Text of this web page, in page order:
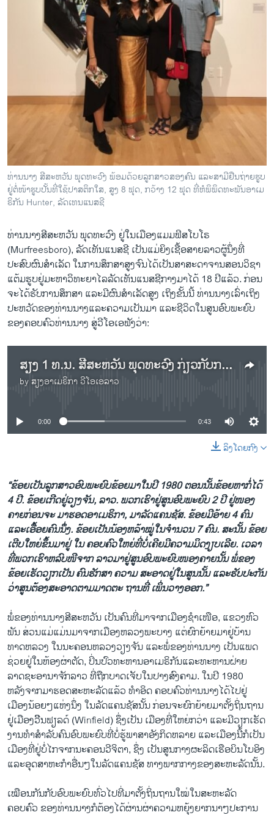
ທ່ານນາງ ສີສະຫວັນ ພຸດທະວົງ ພ້ອມດ້ວຍລູກສາວສອງຄົນ ແລະສາມີຢືນຖ່າຍຮູບ
ຢູ່ຕໍ່ໜ້າຮູບປັ້ນທີ່ໃຊ້ປາສຕິກໃສ, ສູງ 8 ຟຸດ, ກວ້າງ 12 ຟຸດ ທີ່ຫໍພິພິດທະພັນອາເມ
ຣິກັນ Hunter, ລັດເທນແນສຊີ
ທ່ານນາງສີສະຫວັນ ພຸດທະວົງ ຢູ່ໃນເມືອງແມມຟິສໂບໂຣ
(Murfreesboro), ລັດເທັນແນສຊີ ເປັນແມ່ຍິງເຊື້ອສາຍລາວຜູ້ນຶ່ງທີ່
ປະສົບຜົນສໍາເລັດ ໃນການສຶກສາສູງຈົນໄດ້ເປັນສາສະດາຈານສອນວິຊາ
ແຕ້ມຮູບຢູ່ມະຫາວິທະຍາໄລລັດເທັນແນສຊີກາງມາໄດ້ 18 ປີແລ້ວ. ກ່ອນ
ຈະໄດ້ຮັບການສຶກສາ ແລະມີຜົນສໍາເລັດສູງ ເຖິງຂັ້ນນີ້ ທ່ານນາງເລົ່າເຖິງ
ປະຫວັດຂອງທ່ານນາງແລະຄວາມເປັນມາ ແລະຊີວິດໃນສູນອົບພະຍົບ
ຂອງຄອບຄົວທ່ານນາງ ສູ່ວີໂອເອຟັງວ່າ:
ສຽງ 1 ທ.ນ. ສີສະຫວັນ ພຸດທະວົງ ກ່ຽວກັບການອົບພະຍົບຂອງຄອບຄົວທ່ານນາງໜີອອກຈາກລາວ
by ສຽງອາເມຣິກາ ວີໂອເອລາວ
No media source currently available
0:00 0:43
ລິງໂດຍກົງ
“ຂ້ອຍເປັນລູກສາວອົບພະຍົບຂ້ອຍມາໃນປີ 1980 ຕອນນັ້ນຂ້ອຍຫາກໍ່ໄດ້
4 ປີ. ຂ້ອຍເກີດຢູ່ວຽງຈັນ, ລາວ. ພວກເຮົາຢູ່ສູນອົບພະຍົບ 2 ປີ ຢູ່ໜອງ
ຄາຍກ່ອນຈະ ມາຮອດອາເມຣິກາ, ມາລັດແຄນຊັສ. ຂ້ອຍມີອ້າຍ 4 ຄົນ
ແລະເອື້ອຍຄົນນຶ່ງ. ຂ້ອຍເປັນນ້ອງຫລ້າໝູ່ໃນຈໍານວນ 7 ຄົນ. ສະນັ້ນ ຂ້ອຍ
ເຕີບໃຫຍ່ຂຶ້ນມາຢູ່ ໃນ ຄອບຄົວໃຫຍ່ທີ່ບໍ່ເຄີຍມີຄວາມມິດງຽບເລີຍ. ເວລາ
ທີ່ພວກເຮົາຫລົບໜີຈາກ ລາວມາຢູ່ສູນອົບພະຍົບໜອງຄາຍນັ້ນ ພໍ່ຂອງ
ຂ້ອຍເຮັດວຽກເປັນ ຄົນຮັກສາ ຄວາມ ສະອາດຢູ່ໃນສູນນັ້ນ ແລະຮັບປະກັນ
ວ່າສູນຕ້ອງສະອາດຕາມມາດຕະ ຖານທີ່ ເພິ່ນວາງອອກ.”
ພໍ່ຂອງທ່ານນາງສີສະຫວັນ ເປັນຄົນທີ່ມາຈາກເມືອງຊໍາເໜືອ, ແຂວງຫົວ
ພັນ ສ່ວນແມ່ແມ່ນມາຈາກເມືອງຫລວງພະບາງ ແຕ່ຍົກຍ້າຍມາຢູ່ບ້ານ
ທາດຫລວງ ໃນນະຄອນຫລວງວຽງຈັນ ແລະພໍ່ຂອງທ່ານນາງ ເປັນແພດ
ຊ່ວຍຢູ່ໃນຫ້ອງຜ່າຕັດ, ປິ່ນປົວທະຫານອາເມຣິກັນແລະທະຫານຝ່າຍ
ລາດຊະອານາຈັກລາວ ທີ່ຖືກບາດເຈັບໃນປາງສົງຄາມ. ໃນປີ 1980
ຫລັງຈາກມາຮອດສະຫະລັດແລ້ວ ທໍາອິດ ຄອບຄົວທ່ານນາງໄດ້ໄປຢູ່
ເມືອງນ້ອຍໆແຫ່ງນຶ່ງ ໃນລັດແຄນຊັສນັ້ນ ກ່ອນຈະຍົກຍ້າຍມາຕັ້ງຖິ່ນຖານ
ຢູ່ເມືອງວິີນຟຽລດ໌ (Winfield) ຊຶ່ງເປັນ ເມືອງທີ່ໃຫຍ່ກວ່າ ແລະມີວຽກເຮັດ
ງານທໍາສໍາລັບຄົນອົບພະຍົບທີ່ບໍ່ຮູ້ພາສາອັງກິດຫລາຍ ແລະເມືອງນີ້ກໍເປັນ
ເມືອງທີ່ຢູ່ບໍ່ໄກຈາກນະຄອນວີຈິຕາ, ຊຶ່ງ ເປັນສູນກາງຜະລິດເຮືອບິນໂບອິງ
ແລະອຸດສາຫະກໍາອື່ນໆໃນລັດແຄນຊັສ ທາງພາກກາງຂອງສະຫະລັດນັ້ນ.
ເໝືອນກັນກັບອົບພະຍົບທົ່ວໄປທີ່ມາຕັ້ງຖິ່ນຖານໃໝ່ໃນສະຫະລັດ
ຄອບຄົວ ຂອງທ່ານນາງກໍຕ້ອງໄດ້ຜ່ານຜ່າຄວາມຫຍຸ້ງຍາກນາໆປະການ